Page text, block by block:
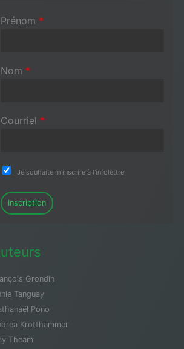
Prénom *
Nom *
Courriel *
Je souhaite m'inscrire à l'infolettre
Inscription
Grondin
Tanguay
Pono
Krotthammer
Theam